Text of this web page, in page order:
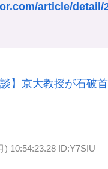
article/detail/
談】京大教授が石
) 10:54:23.28 ID:Y7SIU